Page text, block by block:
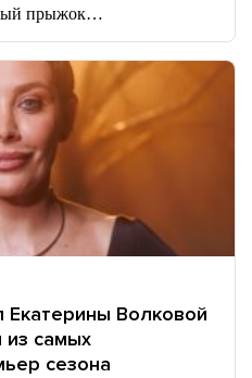
прыжок…
Екатерины Волковой
самых
сезона